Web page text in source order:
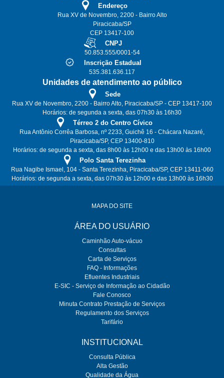
Endereço
Rua XV de Novembro, 2200 - Bairro Alto
Piracicaba/SP
CEP 13417-100
CNPJ
50.853.555/0001-54
Inscrição Estadual
535.381.636.117
Unidades de atendimento ao público
Sede
Rua XV de Novembro, 2200 - Bairro Alto, Piracicaba/SP - CEP 13417-100
Horários: de segunda a sexta, das 07h30 às 16h30
Térreo 2 do Centro Cívico
Rua Antônio Corrêa Barbosa, nº 2233, Guichê 16 - Chácara Nazaré,
Piracicaba/SP, CEP 13400-810
Horários: de segunda a sexta, das 8h00 às 12h00 e das 13h00 às 16h00
Polo Santa Terezinha
Rua Nagibe Ismael, 104 - Santa Terezinha, Piracicaba/SP, CEP 13411-060
Horários: de segunda a sexta, das 07h30 às 12h00 e das 13h00 às 16h30
MAPA DO SITE
ÁREA DO USUÁRIO
Caminhão Auto-vácuo
Consultas
Carta de Serviços
FAQ - Informações
Efluentes Industriais
E-SIC - Serviço de Informação ao Cidadão
Fale Conosco
Minuta Contrato Prestação de Serviços
Regulamento dos Serviços
Tarifário
INSTITUCIONAL
Consulta Pública
Alta Gestão
Qualidade da Água